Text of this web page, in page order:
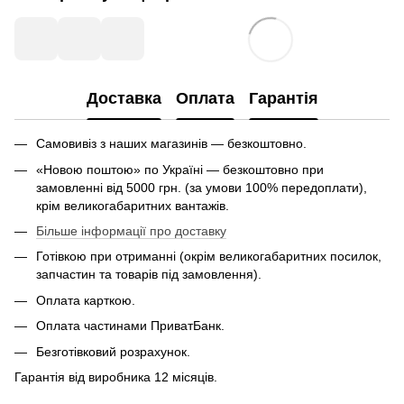
Доставка Оплата Гарантія
Самовивіз з наших магазинів — безкоштовно.
«Новою поштою» по Україні — безкоштовно при
замовленні від 5000 грн. (за умови 100% передоплати),
крім великогабаритних вантажів.
Більше інформації про доставку
Готівкою при отриманні (окрім великогабаритних посилок,
запчастин та товарів під замовлення).
Оплата карткою.
Оплата частинами ПриватБанк.
Безготівковий розрахунок.
Гарантія від виробника 12 місяців.